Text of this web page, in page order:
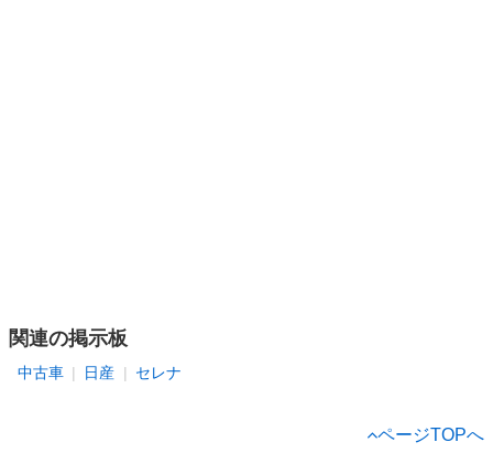
関連の掲示板
中古車 日産 セレナ
ページTOPへ